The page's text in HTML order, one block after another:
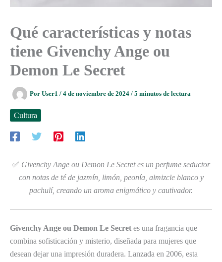
Qué características y notas
tiene Givenchy Ange ou
Demon Le Secret
Por User1 / 4 de noviembre de 2024 / 5 minutos de lectura
Cultura
✅ Givenchy Ange ou Demon Le Secret es un perfume seductor
con notas de té de jazmín, limón, peonía, almizcle blanco y
pachulí, creando un aroma enigmático y cautivador.
Givenchy Ange ou Demon Le Secret es una fragancia que
combina sofisticación y misterio, diseñada para mujeres que
desean dejar una impresión duradera. Lanzada en 2006, esta